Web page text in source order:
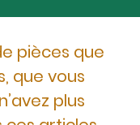
pièces que
que vous
plus